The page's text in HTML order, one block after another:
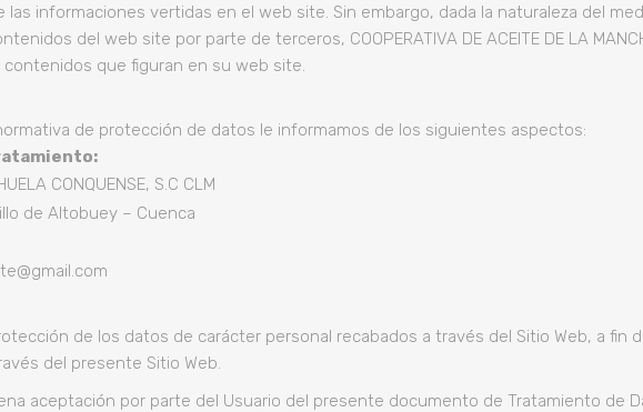
informaciones vertidas en el web site. Sin embargo, dada la naturaleza del
del web site por parte de terceros, COOPERATIVA DE ACEITE DE LA
que figuran en su web site.
de protección de datos le informamos de los siguientes aspectos:
CONQUENSE, S.C CLM
de Altobuey – Cuenca
de los datos de carácter personal recabados a través del Sitio Web, a fin
del presente Sitio Web.
aceptación por parte del Usuario del presente documento de Tratamiento de